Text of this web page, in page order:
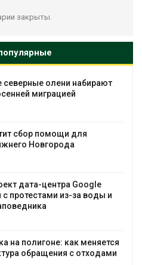
закрыты.
северные олени набирают
миграцией
сбор помощи для
Новгорода
дата-центра Google
с протестами из-за воды и
на полигоне: как меняется
обращения с отходами